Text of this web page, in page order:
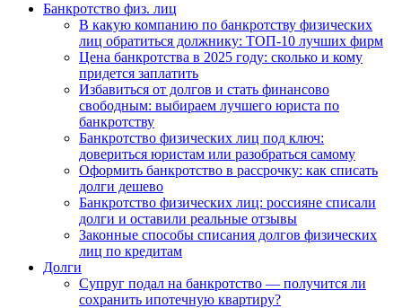
Банкротство физ. лиц
В какую компанию по банкротству физических
лиц обратиться должнику: ТОП-10 лучших фирм
Цена банкротства в 2025 году: сколько и кому
придется заплатить
Избавиться от долгов и стать финансово
свободным: выбираем лучшего юриста по
банкротству
Банкротство физических лиц под ключ:
довериться юристам или разобраться самому
Оформить банкротство в рассрочку: как списать
долги дешево
Банкротство физических лиц: россияне списали
долги и оставили реальные отзывы
Законные способы списания долгов физических
лиц по кредитам
Долги
Супруг подал на банкротство — получится ли
сохранить ипотечную квартиру?